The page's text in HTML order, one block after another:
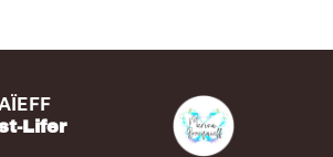
Lifer